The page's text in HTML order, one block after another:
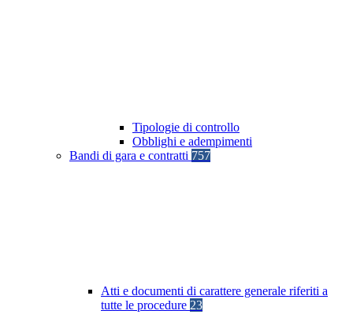
Tipologie di controllo
Obblighi e adempimenti
Bandi di gara e contratti 757
Atti e documenti di carattere generale riferiti a
tutte le procedure 23